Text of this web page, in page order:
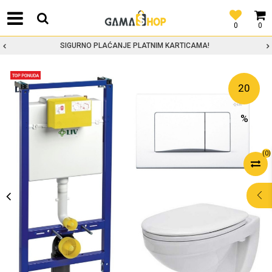
0
0
SIGURNO PLAĆANJE PLATNIM KARTICAMA!
(0)
20
%
POMOĆ PRI
KUPOVINI